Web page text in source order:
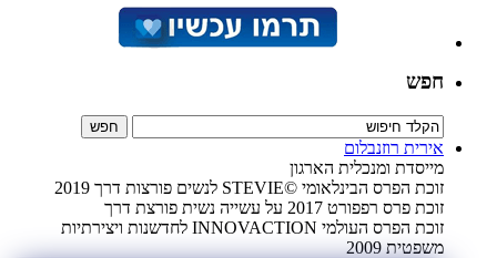
חפש
אירית רוזנבלום
מייסדת ומנכלית הארגון
זוכת הפרס הבינלאומי ©STEVIE לנשים פורצות דרך 2019
זוכת פרס רפפורט 2017 על עשייה נשית פורצת דרך
זוכת הפרס העולמי INNOVACTION לחדשנות ויצירתיות
משפטית 2009